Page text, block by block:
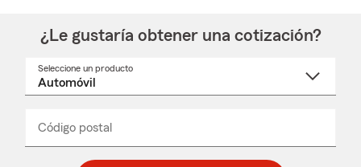
¿Le gustaría obtener una cotización?
Seleccione un producto
desplegable
Código postal
_____